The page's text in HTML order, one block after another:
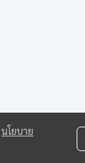
นโยบาย